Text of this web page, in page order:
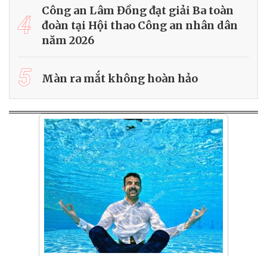
4
Công an Lâm Đồng đạt giải Ba toàn
đoàn tại Hội thao Công an nhân dân
năm 2026
5 Màn ra mắt không hoàn hảo